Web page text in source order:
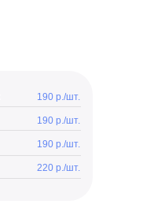
190 р./шт.
190 р./шт.
190 р./шт.
220 р./шт.